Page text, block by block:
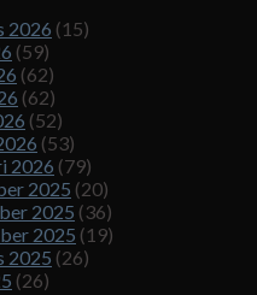
2026 (15)
(59)
(62)
(62)
(52)
(53)
2026 (79)
2025 (20)
2025 (36)
2025 (19)
2025 (26)
(26)